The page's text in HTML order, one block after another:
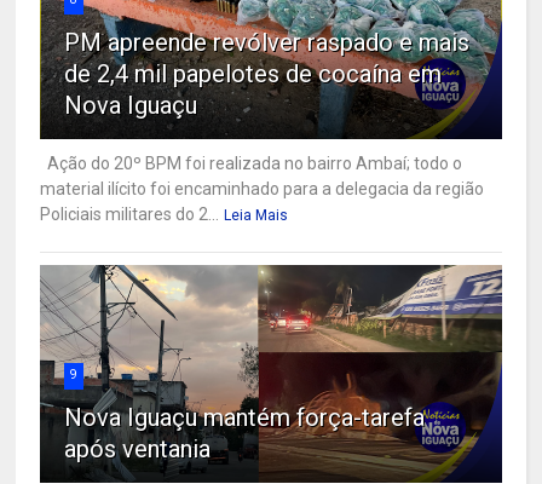
PM apreende revólver raspado e mais
de 2,4 mil papelotes de cocaína em
Nova Iguaçu
Ação do 20º BPM foi realizada no bairro Ambaí; todo o
material ilícito foi encaminhado para a delegacia da região
Policiais militares do 2...
Leia Mais
9
Nova Iguaçu mantém força-tarefa
após ventania